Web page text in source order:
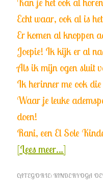
Echt waar, ook al is
Er komen al knoppen
Joepie! Ik kijk er al
Als ik mijn ogen sluit
Ik herinner me ook
Waar je leuke
doen!
Rani, een El Sole
[Lees meer…]
CATEGORIE: KINDERYOGA